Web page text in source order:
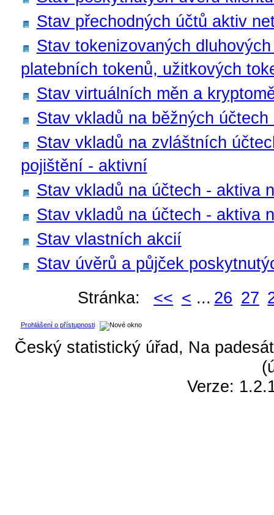
Stav přechodných účtů aktiv
Stav tokenizovaných
platebních tokenů, užitkových
Stav virtuálních měn a
Stav vkladů na běžných
Stav vkladů na zvláštních
pojištění - aktivní
Stav vkladů na účtech - aktiva
Stav vkladů na účtech - aktiva
Stav vlastních akcií
Stav úvěrů a půjček
Stránka:
<< < ... 26 27
Prohlášení o přístupnosti
Český statistický úřad, Na
Verze: